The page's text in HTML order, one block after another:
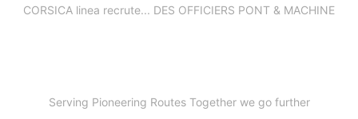
CORSICA linea recrute... DES OFFICIERS PONT & MACHINE
Serving Pioneering Routes Together we go further